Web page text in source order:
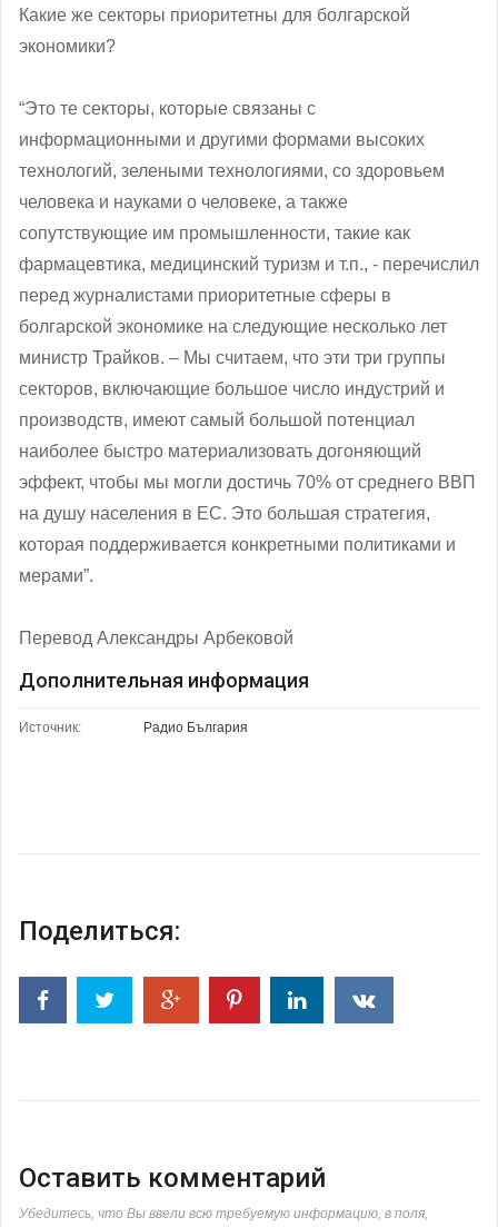
Какие же секторы приоритетны для болгарской
экономики?
“Это те секторы, которые связаны с
информационными и другими формами высоких
технологий, зелеными технологиями, со здоровьем
человека и науками о человеке, а также
сопутствующие им промышленности, такие как
фармацевтика, медицинский туризм и т.п., - перечислил
перед журналистами приоритетные сферы в
болгарской экономике на следующие несколько лет
министр Трайков. – Мы считаем, что эти три группы
секторов, включающие большое число индустрий и
производств, имеют самый большой потенциал
наиболее быстро материализовать догоняющий
эффект, чтобы мы могли достичь 70% от среднего ВВП
на душу населения в ЕС. Это большая стратегия,
которая поддерживается конкретными политиками и
мерами”.
Перевод Александры Арбековой
Дополнительная информация
Источник: Радио България
Поделиться:
Оставить комментарий
Убедитесь, что Вы ввели всю требуемую информацию, в поля,